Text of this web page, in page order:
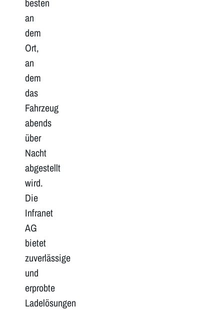
besten
an
dem
Ort,
an
dem
das
Fahrzeug
abends
über
Nacht
abgestellt
wird.
Die
Infranet
AG
bietet
zuverlässige
und
erprobte
Ladelösungen